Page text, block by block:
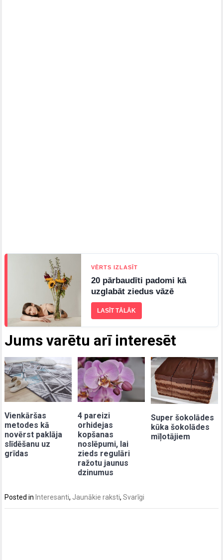
Jums varētu arī interesēt
Vienkāršas
metodes kā
novērst paklāja
slīdēšanu uz
grīdas
4 pareizi
orhidejas
kopšanas
noslēpumi, lai
zieds regulāri
ražotu jaunus
dzinumus
Super šokolādes
kūka šokolādes
mīļotājiem
VĒRTS IZLASĪT
20 pārbaudīti padomi kā
uzglabāt ziedus vāzē
LASĪT TĀLĀK
Posted in Interesanti, Jaunākie raksti,Svarīgi